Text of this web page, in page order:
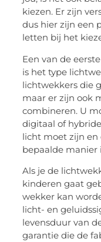
kiezen. Er zijn
dus hier zijn een
letten bij het
Een van de
is het type
lichtwekkers die
maar er zijn ook
combineren. U
digitaal of
licht moet zijn en
bepaalde manier
Als je de
kinderen gaat
wekker kan
licht- en
levensduur van
garantie die de